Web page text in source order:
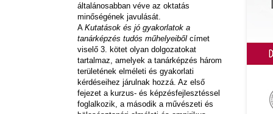
általánosabban véve az oktatás
minőségének javulását.
A Kutatások és jó gyakorlatok a
tanárképzés tudós műhelyeiből címet
viselő 3. kötet olyan dolgozatokat
tartalmaz, amelyek a tanárképzés három
területének elméleti és gyakorlati
kérdéseihez járulnak hozzá. Az első
fejezet a kurzus- és képzésfejlesztéssel
foglalkozik, a második a művészeti és